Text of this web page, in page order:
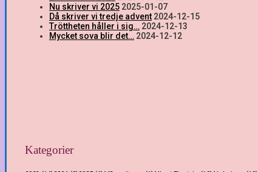
Nu skriver vi 2025 2025-01-07
Då skriver vi tredje advent 2024-12-15
Tröttheten håller i sig… 2024-12-13
Mycket sova blir det… 2024-12-12
Kategorier